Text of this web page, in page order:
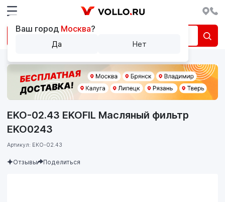
EKO-02.43 EKOFIL Масляный фильтр
EKO0243
Артикул: EKO-02.43
Отзывы Поделиться
Ваш город Москва?
Да Нет